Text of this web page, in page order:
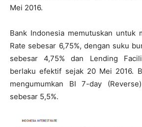
Mei 2016.
Bank Indonesia memutuskan untuk
Rate sebesar 6,75%, dengan suku
sebesar 4,75% dan Lending
berlaku efektif sejak 20 Mei 2016.
mengumumkan BI 7-day
sebesar 5,5%.